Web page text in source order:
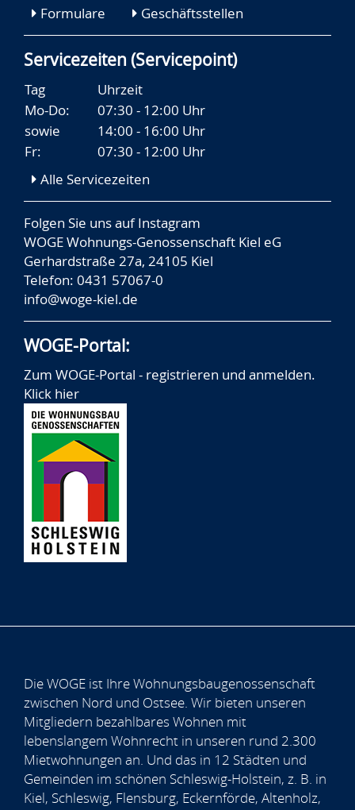
Formulare Geschäftsstellen
Servicezeiten (Servicepoint)
Tag
Uhrzeit
Mo-Do:
07:30 - 12:00 Uhr
sowie
14:00 - 16:00 Uhr
Fr:
07:30 - 12:00 Uhr
Alle Servicezeiten
Folgen Sie uns aufInstagram
WOGE Wohnungs-Genossenschaft Kiel eG
Gerhardstraße 27a, 24105 Kiel
Telefon: 0431 57067-0
info@woge-kiel.de
WOGE-Portal:
Zum WOGE-Portal - registrieren und anmelden.
Klick hier
Die WOGE ist Ihre Wohnungsbaugenossenschaft
zwischen Nord und Ostsee. Wir bieten unseren
Mitgliedern bezahlbares Wohnen mit
lebenslangem Wohnrecht in unseren rund 2.300
Mietwohnungen an. Und das in 12 Städten und
Gemeinden im schönen Schleswig-Holstein, z. B. in
Kiel, Schleswig, Flensburg, Eckernförde, Altenholz,